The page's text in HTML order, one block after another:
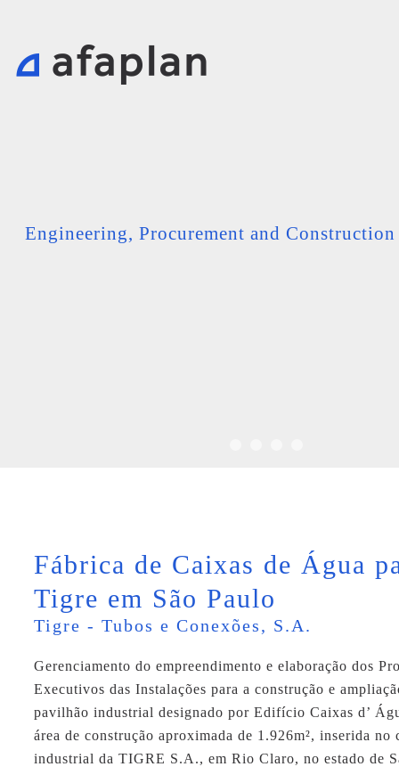
Engineering, Procurement and Construction
Fábrica de Caixas de Água
Tigre em São Paulo
Tigre - Tubos e Conexões, S.A.
Gerenciamento do empreendimento e elaboração dos
Executivos das Instalações para a construção e
pavilhão industrial designado por Edifício Caixas d’
área de construção aproximada de 1.926m², inserida no
industrial da TIGRE S.A., em Rio Claro, no estado de